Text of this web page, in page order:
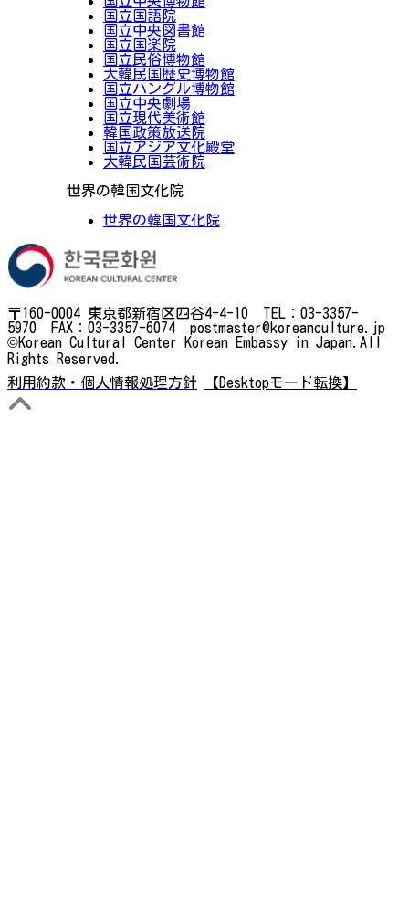
国立国語院
国立中央図書館
国立国楽院
国立民俗博物館
大韓民国歴史博物館
国立ハングル博物館
国立中央劇場
国立現代美術館
韓国政策放送院
国立アジア文化殿堂
大韓民国芸術院
世界の韓国文化院
世界の韓国文化院
〒160-0004 東京都新宿区四谷4-4-10 TEL：03-3357-
5970 FAX：03-3357-6074 postmaster@koreanculture.jp
©Korean Cultural Center Korean Embassy in Japan.All
Rights Reserved.
利用約款・個人情報処理方針
【Desktopモード転換】